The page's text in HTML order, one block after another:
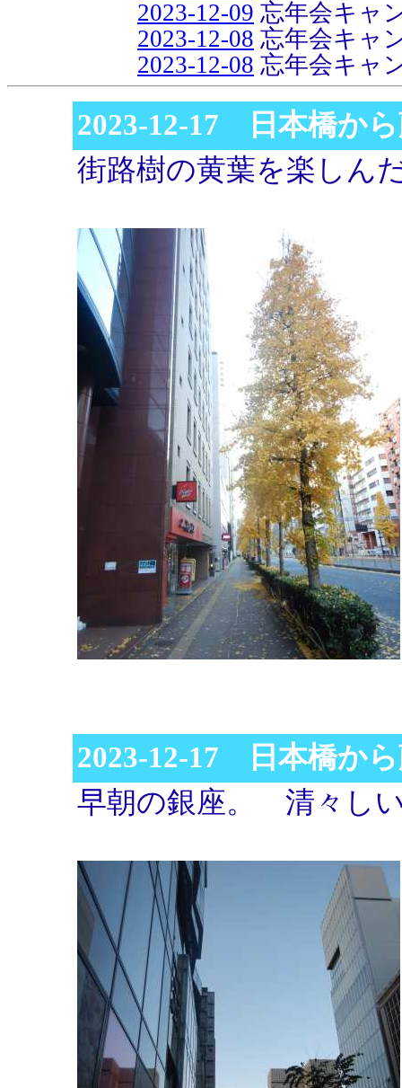
2023-12-09 忘年会キャ
2023-12-08 忘年会キャ
2023-12-08 忘年会キャ
2023-12-17 日本橋か
街路樹の黄葉を楽しん
2023-12-17 日本橋か
早朝の銀座。 清々し